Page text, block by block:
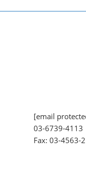
[email
03-6739-4113
Fax: 03-4563-